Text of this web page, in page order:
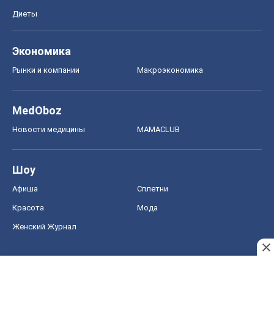
Диеты
Экономика
Рынки и компании Mакроэкономика
MedOboz
Новости медицины MAMACLUB
Шоу
Афиша Сплетни
Красота Мода
Женский Журнал